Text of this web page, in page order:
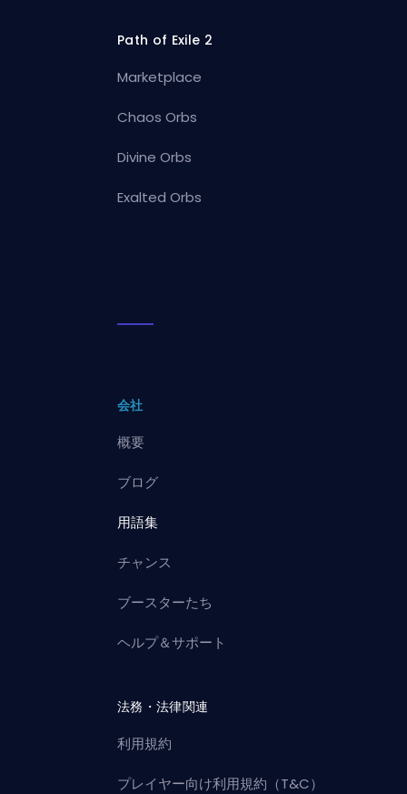
Path of Exile 2
Marketplace
Chaos Orbs
Divine Orbs
Exalted Orbs
会社
概要
ブログ
用語集
チャンス
ブースターたち
ヘルプ＆サポート
法務・法律関連
利用規約
プレイヤー向け利用規約（T&C）